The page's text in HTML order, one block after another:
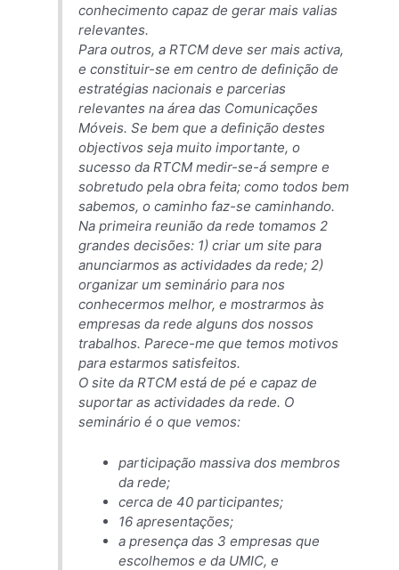
conhecimento capaz de gerar mais valias
relevantes.
Para outros, a RTCM deve ser mais activa,
e constituir-se em centro de definição de
estratégias nacionais e parcerias
relevantes na área das Comunicações
Móveis. Se bem que a definição destes
objectivos seja muito importante, o
sucesso da RTCM medir-se-á sempre e
sobretudo pela obra feita; como todos bem
sabemos, o caminho faz-se caminhando.
Na primeira reunião da rede tomamos 2
grandes decisões: 1) criar um site para
anunciarmos as actividades da rede; 2)
organizar um seminário para nos
conhecermos melhor, e mostrarmos às
empresas da rede alguns dos nossos
trabalhos. Parece-me que temos motivos
para estarmos satisfeitos.
O site da RTCM está de pé e capaz de
suportar as actividades da rede. O
seminário é o que vemos:
participação massiva dos membros
da rede;
cerca de 40 participantes;
16 apresentações;
a presença das 3 empresas que
escolhemos e da UMIC, e